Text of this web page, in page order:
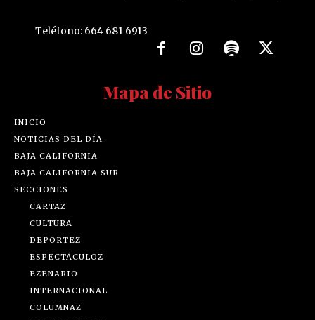
Teléfono: 664 681 6913
Mapa de Sitio
INICIO
NOTICIAS DEL DÍA
BAJA CALIFORNIA
BAJA CALIFORNIA SUR
SECCIONES
CARTAZ
CULTURA
DEPORTEZ
ESPECTÁCULOZ
EZENARIO
INTERNACIONAL
COLUMNAZ